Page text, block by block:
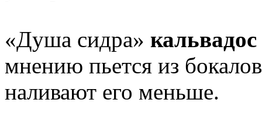
«Душа сидра» кальвадос
мнению пьется из
наливают его меньше.